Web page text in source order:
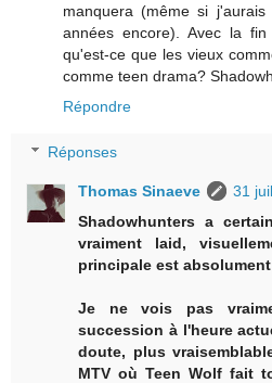
manquera (même si
années encore). Avec la
qu'est-ce que les vieux
comme teen drama?
Répondre
Réponses
Thomas Sinaeve
31
Shadowhunters a
vraiment laid,
principale est
Je ne vois pas
succession à l'heure
doute, plus
MTV où Teen Wolf fait